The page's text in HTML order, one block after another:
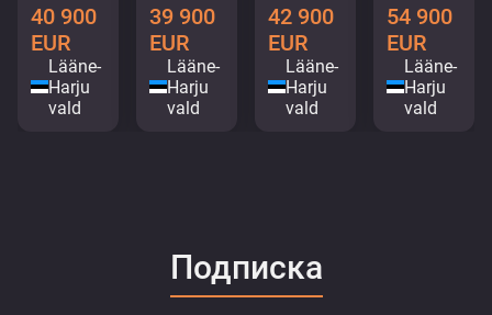
40 900
EUR
Lääne-
Harju
vald
39 900
EUR
Lääne-
Harju
vald
42 900
EUR
Lääne-
Harju
vald
54 900
EUR
Lääne-
Harju
vald
Подписка